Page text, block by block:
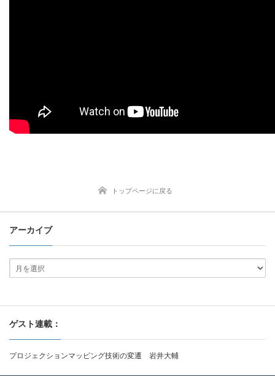
トップページに戻る
アーカイブ
ゲスト連載：
プロジェクションマッピング技術の変遷 岩井大輔